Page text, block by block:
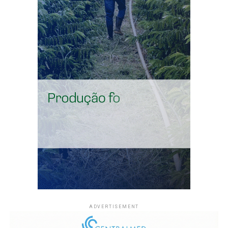
Em julho, a média cai para 242. Até 7 de agosto deste
ano, foram contabilizados 22 focos no Acre, número
ainda distante da média mensal.
O monitoramento de focos de calor é feito por imagens
de satélite. Os registros permitem acompanhar a
evolução das queimadas em grandes áreas e identificar
mudanças na distribuição das ocorrências durante o
período de estiagem.
Compartilhe isso:
Facebook WhatsApp
LinkedIn Telegram
ADVERTISEMENT